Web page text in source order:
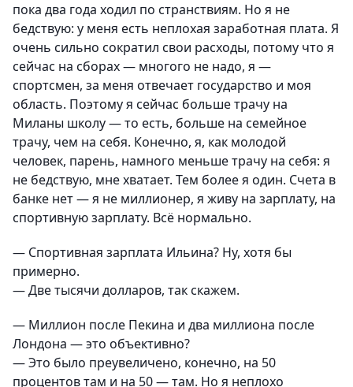
пока два года ходил по странствиям. Но я не
бедствую: у меня есть неплохая заработная плата. Я
очень сильно сократил свои расходы, потому что я
сейчас на сборах — многого не надо, я —
спортсмен, за меня отвечает государство и моя
область. Поэтому я сейчас больше трачу на
Миланы школу — то есть, больше на семейное
трачу, чем на себя. Конечно, я, как молодой
человек, парень, намного меньше трачу на себя: я
не бедствую, мне хватает. Тем более я один. Счета в
банке нет — я не миллионер, я живу на зарплату, на
спортивную зарплату. Всё нормально.
— Спортивная зарплата Ильина? Ну, хотя бы
примерно.
— Две тысячи долларов, так скажем.
— Миллион после Пекина и два миллиона после
Лондона — это объективно?
— Это было преувеличено, конечно, на 50
процентов там и на 50 — там. Но я неплохо